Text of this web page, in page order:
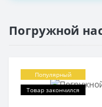
Погружной
Популярный
Товар закончился